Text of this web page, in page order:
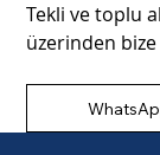
Tekli ve toplu
üzerinden